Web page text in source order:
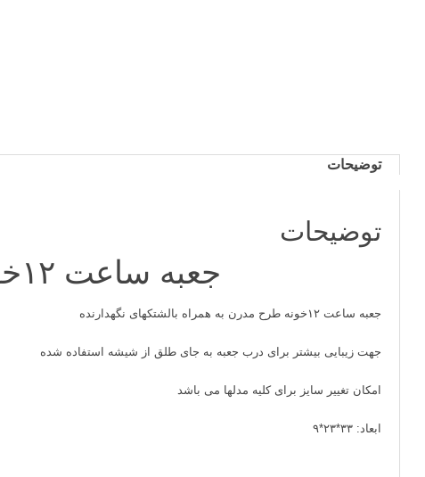
توضیحات
توضیحات
جعبه ساعت ۱۲خونه طرح مدرن
جعبه ساعت
جهت زیبایی بیشتر برای درب جعبه به جای طلق از شیشه استفاده شده
امکان تغییر سایز برای کلیه مدلها می باشد
ابعاد: ۳۳*۲۳*۹